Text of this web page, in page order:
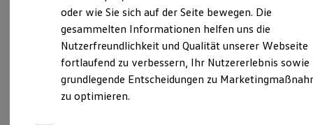
Leasing
Für Privatkunden
Für Gewerbekunden
Versicherungen & Garantien
Garantien
Kfz-Versicherung für Nutzfahrzeuge
Restschuldversicherung
Wartungsverträge
Besitzer & Service
Grünewaldstraße 2, 96215 Lichtenfels
info-lichtenfels@gelderundsorg.de
Montag-Freitag 07:00-18:00 Uhr
Samstag
07:30 -12:00 Uhr
oder wie Sie sich auf der Seite bewegen. Die
gesammelten Informationen helfen uns die
Nutzerfreundlichkeit und Qualität unserer Webseite
fortlaufend zu verbessern, Ihr Nutzererlebnis sowie
grundlegende Entscheidungen zu
zu optimieren.